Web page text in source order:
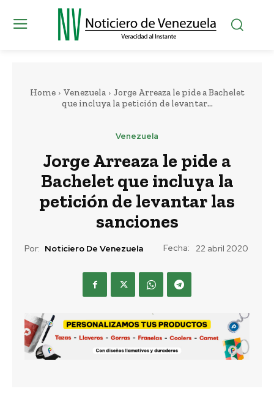
Home Venezuela
Jorge Arreaza le pide a Bachelet
que incluya la petición de levantar...
Venezuela
Jorge Arreaza le pide a
Bachelet que incluya la
petición de levantar las
sanciones
Por: Noticiero De Venezuela Fecha: 22 abril 2020